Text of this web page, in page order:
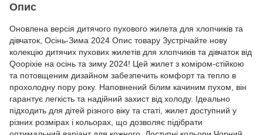
Опис
Оновлена версія дитячого пухового жилета для хлопчиків та
дівчаток, Осінь-Зима 2024 Опис товару Зустрічайте нову
колекцію дитячих пухових жилетів для хлопчиків та дівчаток від
Qoopixie на осінь та зиму 2024! Цей жилет з коміром-стійкою
та потовщеним дизайном забезпечить комфорт та тепло в
прохолодну пору року. Наповнений білим качиним пухом, він
гарантує легкість та надійний захист від холоду. Ідеально
підходить для дітей різного віку та статі, жилет доступний у
різних розмірах і кольорах, що дозволяє підібрати